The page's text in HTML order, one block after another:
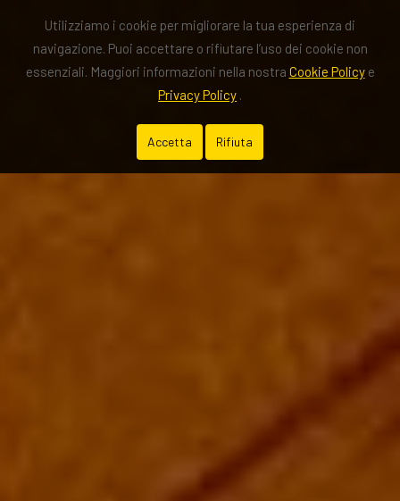
Utilizziamo i cookie per migliorare la tua esperienza di
navigazione. Puoi accettare o rifiutare l’uso dei cookie non
essenziali. Maggiori informazioni nella nostra Cookie Policye
Privacy Policy .
Accetta Rifiuta